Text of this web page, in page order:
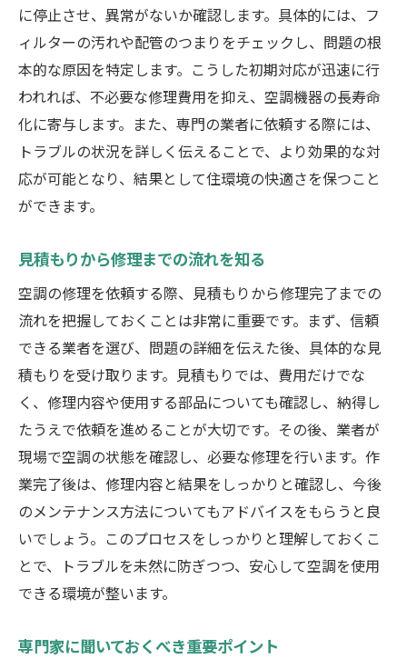
に停止させ、異常がないか確認します。具体的には、フ
ィルターの汚れや配管のつまりをチェックし、問題の根
本的な原因を特定します。こうした初期対応が迅速に行
われれば、不必要な修理費用を抑え、空調機器の長寿命
化に寄与します。また、専門の業者に依頼する際には、
トラブルの状況を詳しく伝えることで、より効果的な対
応が可能となり、結果として住環境の快適さを保つこと
ができます。
見積もりから修理までの流れを知る
空調の修理を依頼する際、見積もりから修理完了までの
流れを把握しておくことは非常に重要です。まず、信頼
できる業者を選び、問題の詳細を伝えた後、具体的な見
積もりを受け取ります。見積もりでは、費用だけでな
く、修理内容や使用する部品についても確認し、納得し
たうえで依頼を進めることが大切です。その後、業者が
現場で空調の状態を確認し、必要な修理を行います。作
業完了後は、修理内容と結果をしっかりと確認し、今後
のメンテナンス方法についてもアドバイスをもらうと良
いでしょう。このプロセスをしっかりと理解しておくこ
とで、トラブルを未然に防ぎつつ、安心して空調を使用
できる環境が整います。
専門家に聞いておくべき重要ポイント